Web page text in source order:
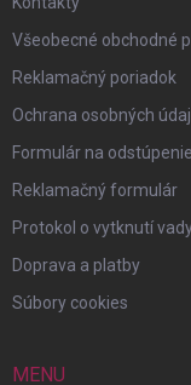
Všeobecné obchodné
Reklamačný poriadok
Ochrana osobných
Formulár na
Reklamačný formulár
Protokol o vytknutí
Doprava a platby
Súbory cookies
MENU